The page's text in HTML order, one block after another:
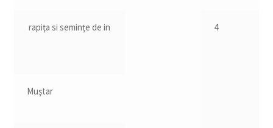
rapiţa si seminţe de in 4
Muştar